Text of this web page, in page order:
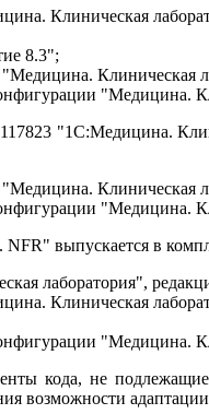
Клиническая
8.3";
Клиническая
"Медицина.
"1С:Медицина.
Клиническая
"Медицина.
выпускается в
лаборатория",
Клиническая
"Медицина.
кода, не
возможности